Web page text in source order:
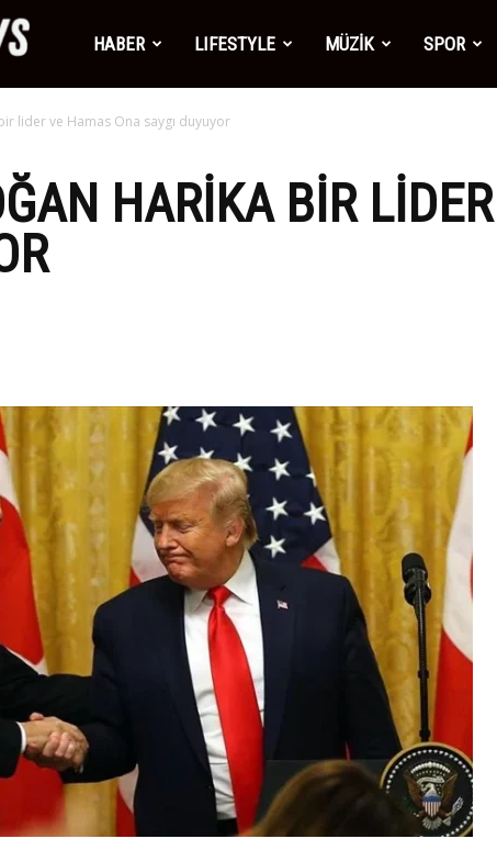
Number1
News
HABER LIFESTYLE MÜZİK SPOR
lider ve Hamas Ona saygı duyuyor
HARIKA BIR